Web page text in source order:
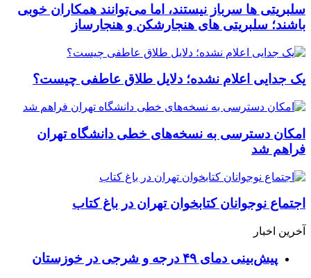
سلبریتی ها سرباز نیستند، اما می‌توانند همکاران خوبی
باشند؛ سلبریتی های هنجارشکن و هنجارساز
یک جدایی اعلام نشده؛ دلایل طلاق عاطفی چیست؟
امکان دسترسی به نسخه‌های خطی دانشگاه تهران
فراهم شد
اجتماع نوجوانان کتابخوان تهران در باغ کتاب
آخرین اخبار
پیش‌بینی دمای ۴۹ درجه و شرجی در خوزستان